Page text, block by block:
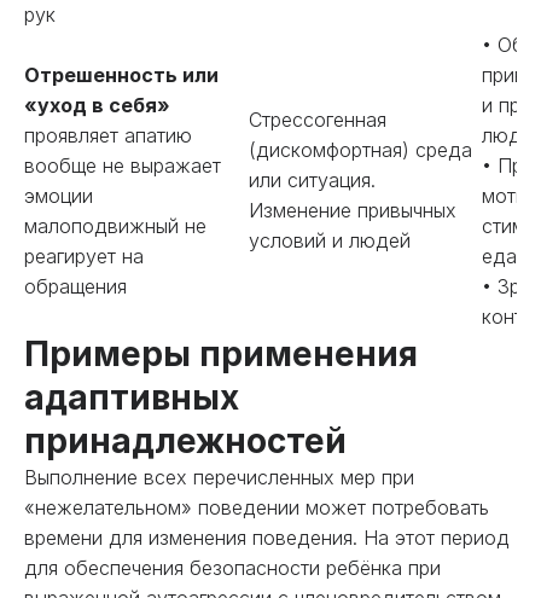
рук
Отрешенность или
«уход в себя»
проявляет апатию
вообще не выражает
эмоции
малоподвижный не
реагирует на
обращения
Стрессогенная
(дискомфортная) среда
или ситуация.
Изменение привычных
условий и людей
•
и
•
еда).
•
Примеры применения
адаптивных
принадлежностей
Выполнение всех перечисленных мер при
«нежелательном» поведении может потребовать
времени для изменения поведения. На этот период
для обеспечения безопасности ребёнка при